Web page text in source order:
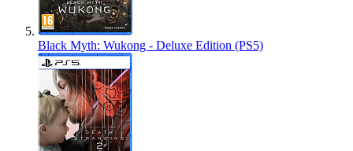
Black Myth: Wukong - Deluxe Edition (PS5)